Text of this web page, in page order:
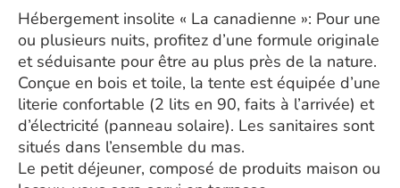
Hébergement insolite « La canadienne »: Pour une
ou plusieurs nuits, profitez d’une formule originale
et séduisante pour être au plus près de la nature.
Conçue en bois et toile, la tente est équipée d’une
literie confortable (2 lits en 90, faits à l’arrivée) et
d’électricité (panneau solaire). Les sanitaires sont
situés dans l’ensemble du mas.
Le petit déjeuner, composé de produits maison ou